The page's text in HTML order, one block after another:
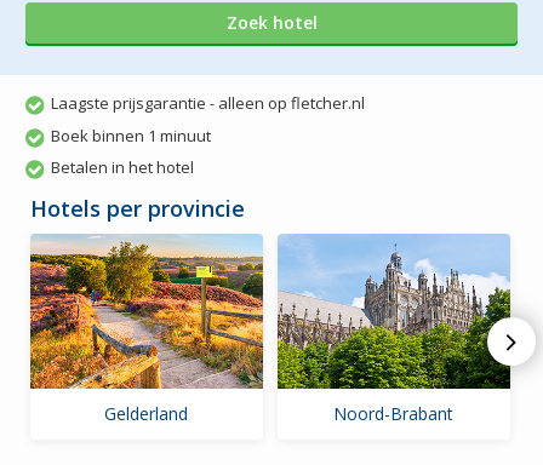
Laagste prijsgarantie - alleen op fletcher.nl
Boek binnen 1 minuut
Betalen in het hotel
Hotels per provincie
Gelderland Noord-Brabant